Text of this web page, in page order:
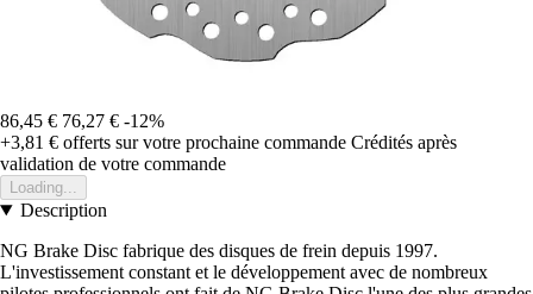
86,45 € 76,27 € -12%
+3,81 € offerts sur votre prochaine commande Crédités après
validation de votre commande
Loading...
Description
NG Brake Disc fabrique des disques de frein depuis 1997.
L'investissement constant et le développement avec de nombreux